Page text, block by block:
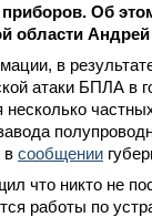
Об
области
в
атаки БПЛА в
несколько
в сообщении
что никто не
работы по